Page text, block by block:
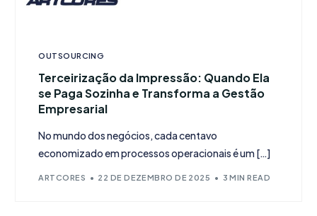
OUTSOURCING
Terceirização da Impressão: Quando Ela
se Paga Sozinha e Transforma a Gestão
Empresarial
No mundo dos negócios, cada centavo
economizado em processos operacionais é um […]
ARTCORES 22 DE DEZEMBRO DE 2025 3 MIN READ